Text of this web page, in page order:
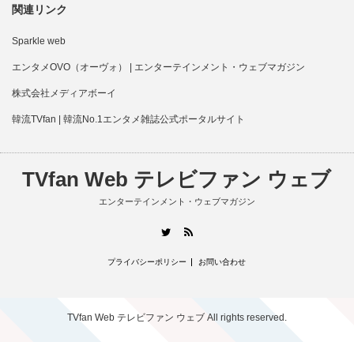
関連リンク
Sparkle web
エンタメOVO（オーヴォ） | エンターテインメント・ウェブマガジン
株式会社メディアボーイ
韓流TVfan | 韓流No.1エンタメ雑誌公式ポータルサイト
TVfan Web テレビファン ウェブ
エンターテインメント・ウェブマガジン
Twitter
プライバシーポリシー お問い合わせ
TVfan Web テレビファン ウェブ All rights reserved.